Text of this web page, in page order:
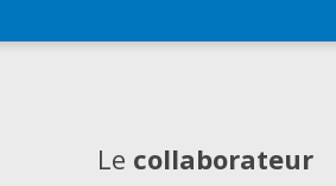
Le collaborateur